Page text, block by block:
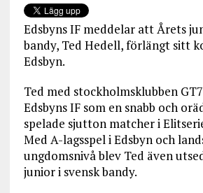
Edsbyns IF meddelar att Årets
bandy, Ted Hedell, förlängt sitt
Edsbyn.
Ted med stockholmsklubben
Edsbyns IF som en snabb och
spelade sjutton matcher i
Med A-lagsspel i Edsbyn och
ungdomsnivå blev Ted även
junior i svensk bandy.